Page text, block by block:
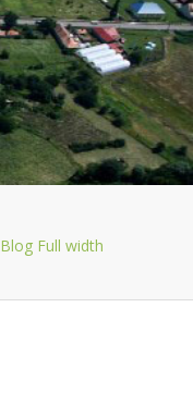
Blog Full width